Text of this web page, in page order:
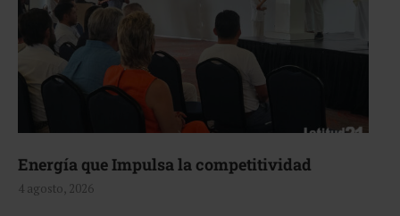
Energía que Impulsa la competitividad
4 agosto, 2026